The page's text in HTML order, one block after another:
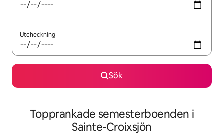
Utcheckning
Sök
Topprankade semesterboenden i
Sainte-Croixsjön